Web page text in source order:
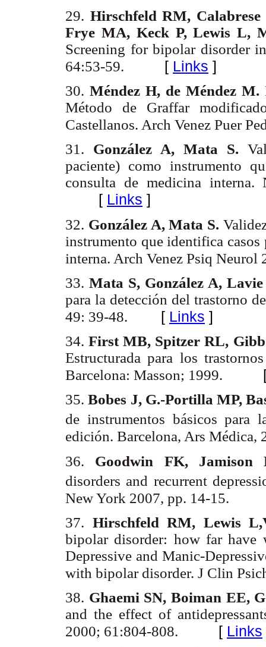
29. Hirschfeld RM,
Frye MA, Keck P, Lewis L,
Screening for bipolar disorder
64:53-59.
[ Links ]
30. Méndez H, de Méndez M.
Método de Graffar
Castellanos. Arch Venez Puer
31. González A, Mata S.
paciente) como instrumento
consulta de medicina interna.
[ Links ]
32. González A, Mata S.
instrumento que identifica
interna. Arch Venez Psiq
33. Mata S, González A,
para la detección del trastorno
49: 39-48. [ Links ]
34.First MB, Spitzer RL,
Estructurada para los
Barcelona: Masson; 1999.
35.Bobes J, G.-Portilla MP,
de instrumentos básicos
edición. Barcelona, Ars Médica,
36. Goodwin FK,
disorders and recurrent
New York 2007, pp. 14-15.
37. Hirschfeld RM, Lewis
bipolar disorder: how far have
Depressive and Manic-
with bipolar disorder. J Clin
38. Ghaemi SN, Boiman EE,
and the effect of
2000; 61:804-808.
[ Links